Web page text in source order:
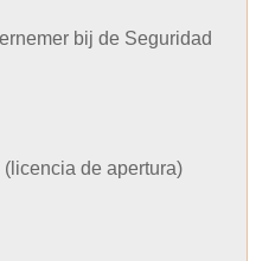
bij de Seguridad
de apertura)